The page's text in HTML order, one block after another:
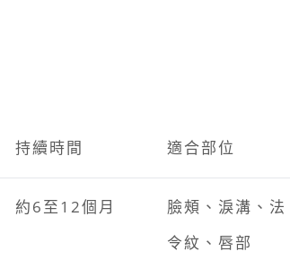
持續時間 適合部位
約6至12個月
臉頰、淚溝、法
令紋、唇部